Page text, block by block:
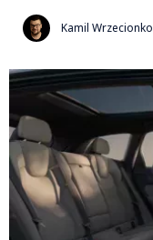
Kamil Wrzecionko